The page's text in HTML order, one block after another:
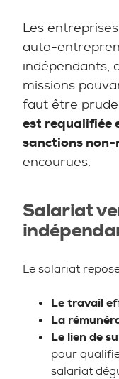
Les
auto-
indépendants,
missions
faut être
est requalifiée
sanctions
encourues.
Salariat
Le salariat
Le travail
La
Le lien de
pour
salariat